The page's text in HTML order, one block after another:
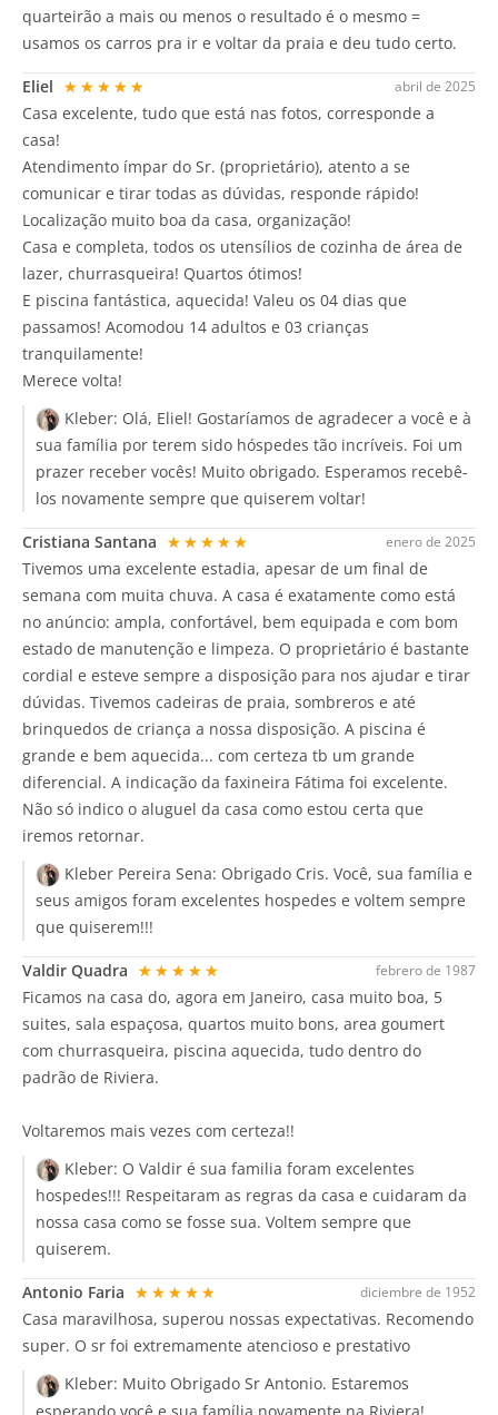
quarteirão a mais ou menos o resultado é o mesmo =
usamos os carros pra ir e voltar da praia e deu tudo certo.
abril de 2025
Eliel ★★★★★
Casa excelente, tudo que está nas fotos, corresponde a
casa!
Atendimento ímpar do Sr. (proprietário), atento a se
comunicar e tirar todas as dúvidas, responde rápido!
Localização muito boa da casa, organização!
Casa e completa, todos os utensílios de cozinha de área de
lazer, churrasqueira! Quartos ótimos!
E piscina fantástica, aquecida! Valeu os 04 dias que
passamos! Acomodou 14 adultos e 03 crianças
tranquilamente!
Merece volta!
Kleber: Olá, Eliel! Gostaríamos de agradecer a você e à
sua família por terem sido hóspedes tão incríveis. Foi um
prazer receber vocês! Muito obrigado. Esperamos recebê-
los novamente sempre que quiserem voltar!
enero de 2025
Cristiana Santana ★★★★★
Tivemos uma excelente estadia, apesar de um final de
semana com muita chuva. A casa é exatamente como está
no anúncio: ampla, confortável, bem equipada e com bom
estado de manutenção e limpeza. O proprietário é bastante
cordial e esteve sempre a disposição para nos ajudar e tirar
dúvidas. Tivemos cadeiras de praia, sombreros e até
brinquedos de criança a nossa disposição. A piscina é
grande e bem aquecida... com certeza tb um grande
diferencial. A indicação da faxineira Fátima foi excelente.
Não só indico o aluguel da casa como estou certa que
iremos retornar.
Kleber Pereira Sena: Obrigado Cris. Você, sua família e
seus amigos foram excelentes hospedes e voltem sempre
que quiserem!!!
febrero de 1987
Valdir Quadra ★★★★★
Ficamos na casa do, agora em Janeiro, casa muito boa, 5
suites, sala espaçosa, quartos muito bons, area goumert
com churrasqueira, piscina aquecida, tudo dentro do
padrão de Riviera.
Voltaremos mais vezes com certeza!!
Kleber: O Valdir é sua familia foram excelentes
hospedes!!! Respeitaram as regras da casa e cuidaram da
nossa casa como se fosse sua. Voltem sempre que
quiserem.
diciembre de 1952
Antonio Faria ★★★★★
Casa maravilhosa, superou nossas expectativas. Recomendo
super. O sr foi extremamente atencioso e prestativo
Kleber: Muito Obrigado Sr Antonio. Estaremos
esperando você e sua família novamente na Riviera!